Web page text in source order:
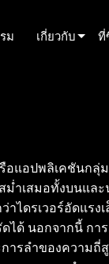
ม เกี่ยวกับ ที่
พู
อแอปพลิเคชันก
ำเสมอทั้งบนและ
ไดรเวอร์อัดแรง
ได้ นอกจากนี้ กา
ารลำของความถี่